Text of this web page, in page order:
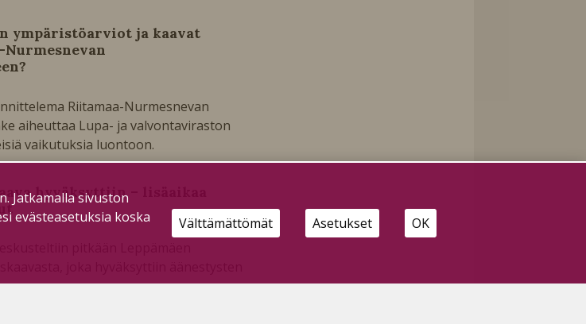
ympäristöarviot ja kaavat
Riitamaa-Nurmesnevan
aiheuttaa Lupa- ja valvontaviraston
vaikutuksia luontoon.
hyväksyttiin – lisäaikaa
Jatkamalla sivuston
evästeasetuksia koska
Välttämättömät Asetukset OK